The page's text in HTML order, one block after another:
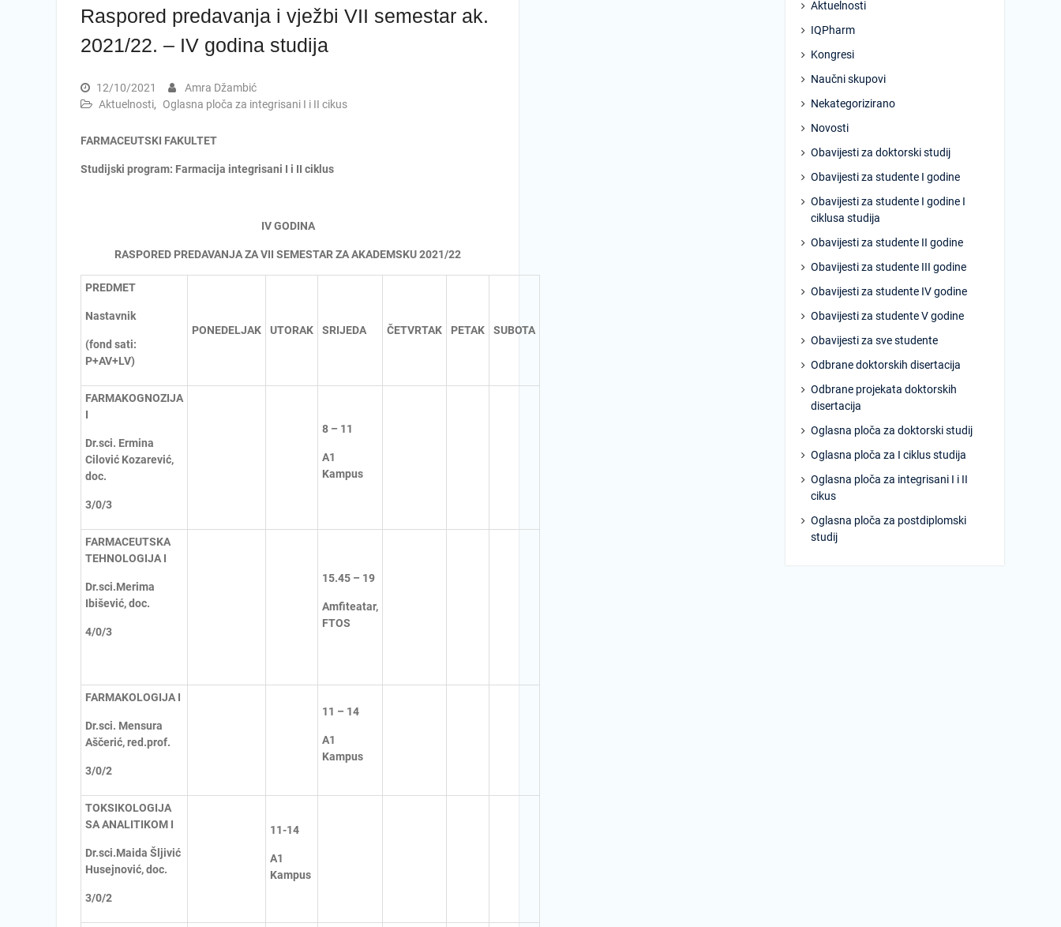
Raspored predavanja i vježbi VII semestar ak.
2021/22. – IV godina studija
12/10/2021
Amra Džambić
Aktuelnosti, Oglasna ploča za integrisani I i II cikus
FARMACEUTSKI FAKULTET
Studijski program: Farmacija integrisani I i II ciklus
IV GODINA
RASPORED PREDAVANJA ZA VII SEMESTAR ZA AKADEMSKU 2021/22
PREDMET
Nastavnik
(fond sati:
P+AV+LV)
PONEDELJAK UTORAK SRIJEDA ČETVRTAK PETAK SUBOTA
FARMAKOGNOZIJA
I
Dr.sci. Ermina
Cilović Kozarević,
doc.
3/0/3
8 – 11
A1
Kampus
FARMACEUTSKA
TEHNOLOGIJA I
Dr.sci.Merima
Ibišević, doc.
4/0/3
15.45 – 19
Amfiteatar,
FTOS
FARMAKOLOGIJA I
Dr.sci. Mensura
Aščerić, red.prof.
3/0/2
11 – 14
A1
Kampus
TOKSIKOLOGIJA
SA ANALITIKOM I
Dr.sci.Maida Šljivić
Husejnović, doc.
3/0/2
11-14
A1
Kampus
Aktuelnosti
IQPharm
Kongresi
Naučni skupovi
Nekategorizirano
Novosti
Obavijesti za doktorski studij
Obavijesti za studente I godine
Obavijesti za studente I godine I
ciklusa studija
Obavijesti za studente II godine
Obavijesti za studente III godine
Obavijesti za studente IV godine
Obavijesti za studente V godine
Obavijesti za sve studente
Odbrane doktorskih disertacija
Odbrane projekata doktorskih
disertacija
Oglasna ploča za doktorski studij
Oglasna ploča za I ciklus studija
Oglasna ploča za integrisani I i II
cikus
Oglasna ploča za postdiplomski
studij